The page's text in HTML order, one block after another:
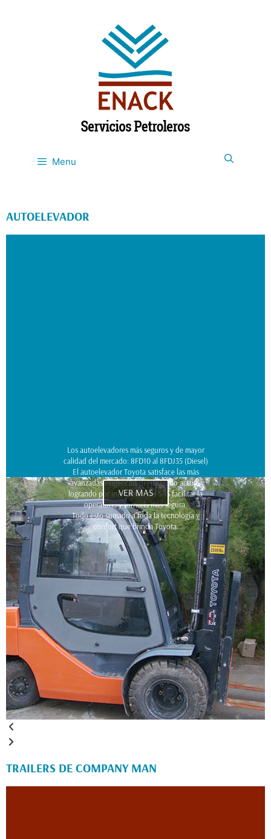
Menu
AUTOELEVADOR
Los autoelevadores más seguros y de mayor
calidad del mercado: 8FD10 al 8FDJ35 (Diesel)
El autoelevador Toyota satisface las más
avanzadas exigencias del mercado actual,
logrando por intermedio del SAS facilitar la
operatoria y tornarla más segura.
Todo esto sumado a toda la tecnología y
confort que brinda Toyota.
VER MAS
TRAILERS DE COMPANY MAN